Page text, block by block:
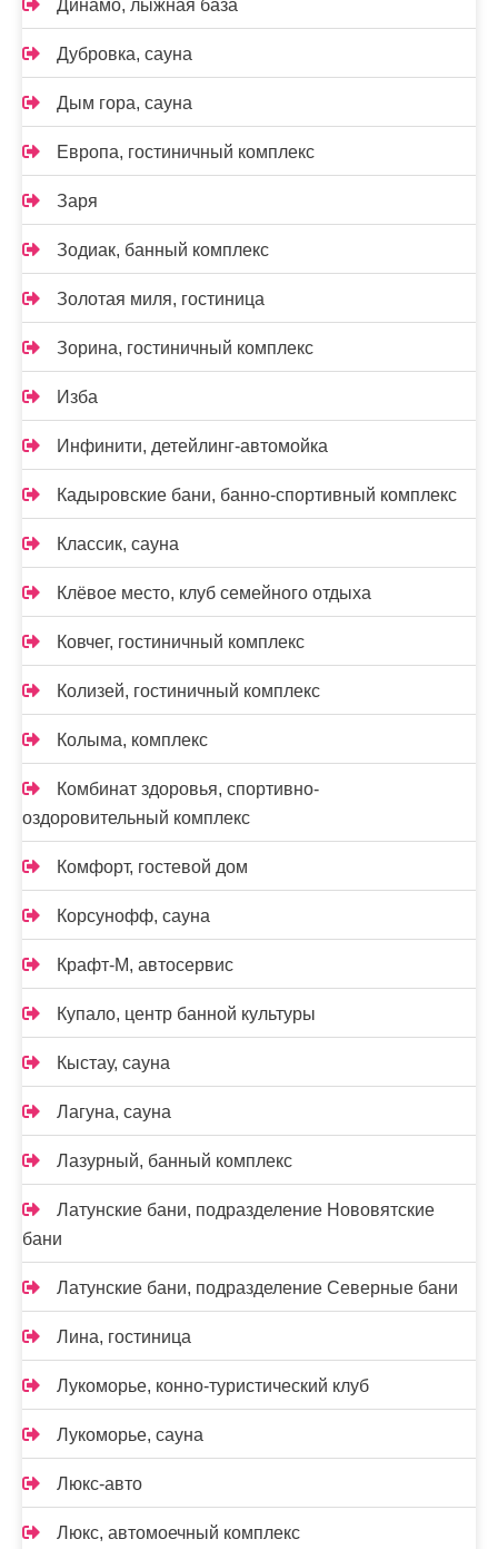
Динамо, лыжная база
Дубровка, сауна
Дым гора, сауна
Европа, гостиничный комплекс
Заря
Зодиак, банный комплекс
Золотая миля, гостиница
Зорина, гостиничный комплекс
Изба
Инфинити, детейлинг-автомойка
Кадыровские бани, банно-спортивный комплекс
Классик, сауна
Клёвое место, клуб семейного отдыха
Ковчег, гостиничный комплекс
Колизей, гостиничный комплекс
Колыма, комплекс
Комбинат здоровья, спортивно-
оздоровительный комплекс
Комфорт, гостевой дом
Корсунофф, сауна
Крафт-М, автосервис
Купало, центр банной культуры
Кыстау, сауна
Лагуна, сауна
Лазурный, банный комплекс
Латунские бани, подразделение Нововятские
бани
Латунские бани, подразделение Северные бани
Лина, гостиница
Лукоморье, конно-туристический клуб
Лукоморье, сауна
Люкс-авто
Люкс, автомоечный комплекс